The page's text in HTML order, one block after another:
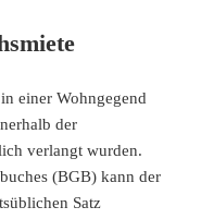
einer Wohngegend
der
verlangt wurden.
(BGB) kann der
Satz